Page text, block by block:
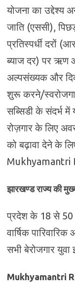
योजना का उद्देश्य
जाति (एससी),
प्रतिस्पर्धी दरों
ब्याज दर) पर ऋण
अल्पसंख्यक और
शुरू करने/
सब्सिडी के संदर्भ में
रोज़गार के लिए
को बढ़ावा देने के
Mukhyamantri
झारखण्ड राज्य की
प्रदेश के 18 से 50
वार्षिक
सभी बेरोजगार
Mukhyamantri